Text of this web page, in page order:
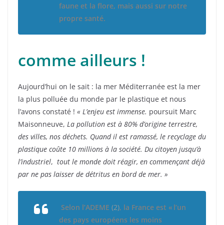
faune et la flore, mais aussi sur notre
propre santé.
comme ailleurs !
Aujourd’hui on le sait : la mer Méditerranée est la mer
la plus polluée du monde par le plastique et nous
l’avons constaté ! « L’enjeu est immense. poursuit Marc
Maisonneuve, La pollution est à 80% d’origine terrestre,
des villes, nos déchets. Quand il est ramassé, le recyclage du
plastique coûte 10 millions à la société. Du citoyen jusqu’à
l’industriel, tout le monde doit réagir, en commençant déjà
par ne pas laisser de détritus en bord de mer. »
Selon l’ADEME (2), la France est « l’un
des pays européens les moins